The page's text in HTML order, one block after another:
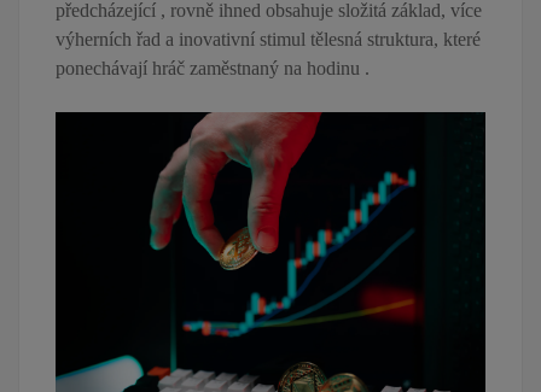
předcházející , rovně ihned obsahuje složitá základ, více
výherních řad a inovativní stimul tělesná struktura, které
ponechávají hráč zaměstnaný na hodinu .